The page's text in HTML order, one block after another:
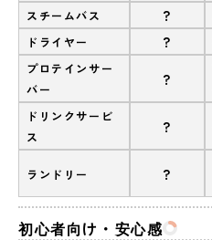
スチームバス ?
ドライヤー ?
プロテインサー
バー
?
ドリンクサービ
ス
?
ランドリー ?
初心者向け・安心感